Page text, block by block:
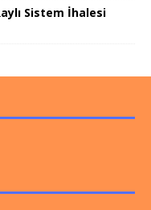
Sistem İhalesi